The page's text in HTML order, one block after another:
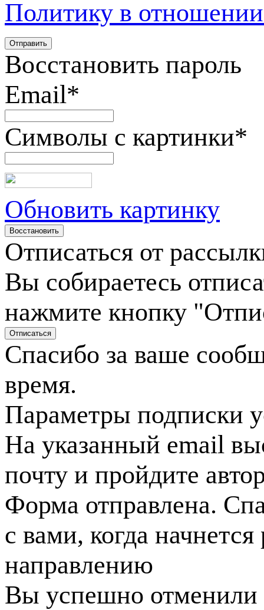
Политику в
Восстановить пароль
Email*
Символы с картинки*
Обновить картинку
Отписаться от
Вы собираетесь
нажмите кнопку
Спасибо за ваше
время.
Параметры подписки
На указанный email
почту и пройдите
Форма отправлена.
с вами, когда
направлению
Вы успешно отменили